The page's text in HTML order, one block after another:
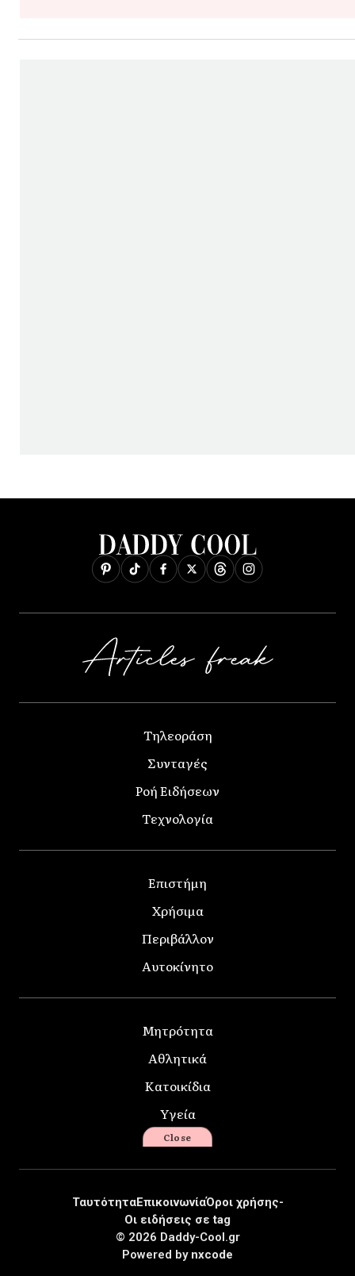
Τηλεοράση
Συνταγές
Ροή Ειδήσεων
Τεχνολογία
Επιστήμη
Χρήσιμα
Περιβάλλον
Αυτοκίνητο
Μητρότητα
Αθλητικά
Κατοικίδια
Υγεία
© 2026 Daddy-Cool.gr
ΤαυτότηταΕπικοινωνίαΌροι χρήσης-
Οι ειδήσεις σε tag
Powered by nxcode
Close